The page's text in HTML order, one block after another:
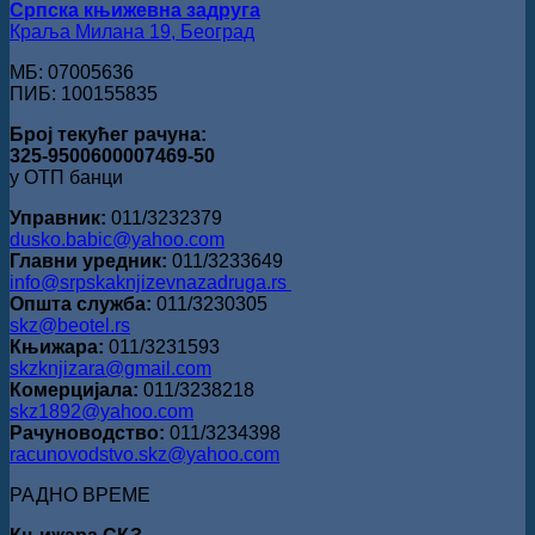
Српска књижевна задруга
Краља Милана 19, Београд
МБ: 07005636
ПИБ: 100155835
Број текућег рачуна:
325-9500600007469-50
у ОТП банци
Управник: 011/3232379
dusko.babic@yahoo.com
Главни уредник: 011/3233649
info@srpskaknjizevnazadruga.rs
Општа служба: 011/3230305
skz@beotel.rs
Књижара: 011/3231593
skzknjizara@gmail.com
Комерцијала: 011/3238218
skz1892@yahoo.com
Рачуноводство: 011/3234398
racunovodstvo.skz@yahoo.com
РАДНО ВРЕМЕ